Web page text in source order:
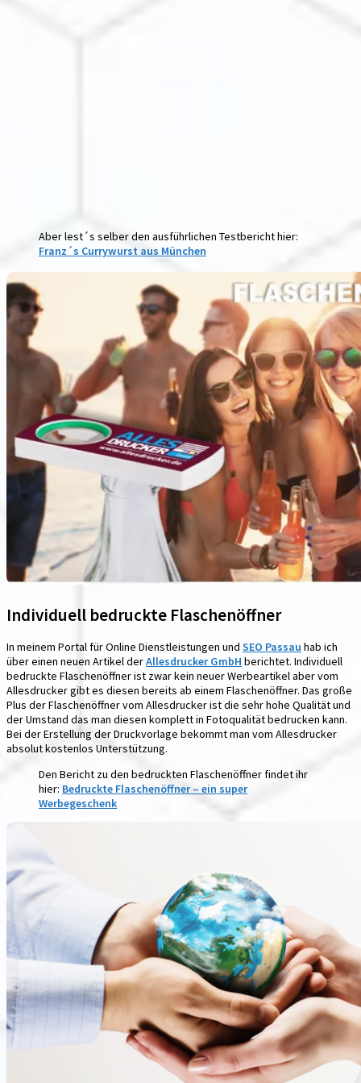
Aber lest´s selber den ausführlichen Testbericht hier:
Franz´s Currywurst aus München
Individuell bedruckte Flaschenöffner
In meinem Portal für Online Dienstleistungen und SEO Passau hab ich
über einen neuen Artikel derAllesdrucker GmbH berichtet. Individuell
bedruckte Flaschenöffner ist zwar kein neuer Werbeartikel aber vom
Allesdrucker gibt es diesen bereits ab einem Flaschenöffner. Das große
Plus der Flaschenöffner vom Allesdrucker ist die sehr hohe Qualität und
der Umstand das man diesen komplett in Fotoqualität bedrucken kann.
Bei der Erstellung der Druckvorlage bekommt man vom Allesdrucker
absolut kostenlos Unterstützung.
Den Bericht zu den bedruckten Flaschenöffner findet ihr
hier: Bedruckte Flaschenöffner – ein super
Werbegeschenk